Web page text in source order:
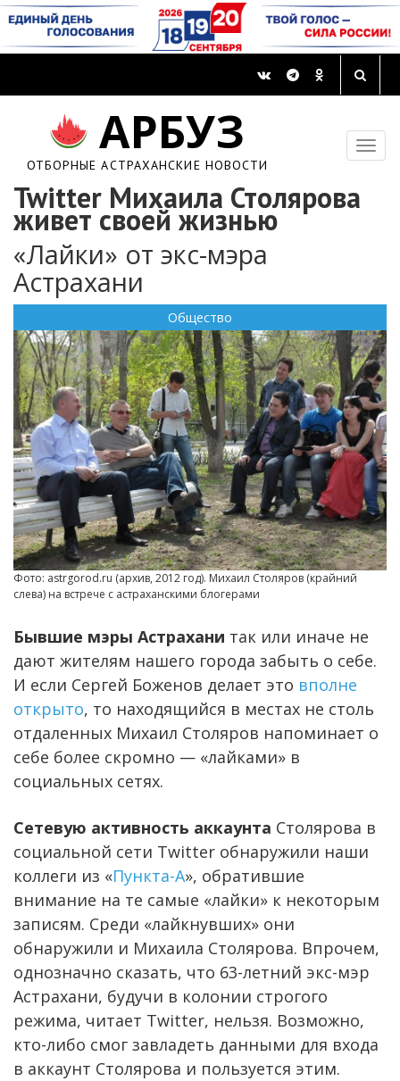
АРБУЗ
ОТБОРНЫЕ АСТРАХАНСКИЕ НОВОСТИ
Twitter Михаила Столярова
живет своей жизнью
«Лайки» от экс-мэра
Астрахани
Общество
Фото: astrgorod.ru (архив, 2012 год). Михаил Столяров (крайний
слева) на встрече с астраханскими блогерами
Бывшие мэры Астрахани так или иначе не
дают жителям нашего города забыть о себе.
И если Сергей Боженов делает это вполне
открыто, то находящийся в местах не столь
отдаленных Михаил Столяров напоминает о
себе более скромно — «лайками» в
социальных сетях.
Сетевую активность аккаунта Столярова в
социальной сети Twitter обнаружили наши
коллеги из «Пункта-А», обратившие
внимание на те самые «лайки» к некоторым
записям. Среди «лайкнувших» они
обнаружили и Михаила Столярова. Впрочем,
однозначно сказать, что 63-летний экс-мэр
Астрахани, будучи в колонии строгого
режима, читает Twitter, нельзя. Возможно,
кто-либо смог завладеть данными для входа
в аккаунт Столярова и пользуется этим.